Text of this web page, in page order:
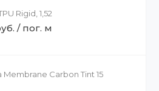
Rigid, 1,52
/ пог. м
Carbon Tint 15